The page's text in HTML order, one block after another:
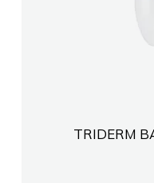
TRIDERM